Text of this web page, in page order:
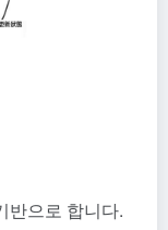
반으로 합니다.